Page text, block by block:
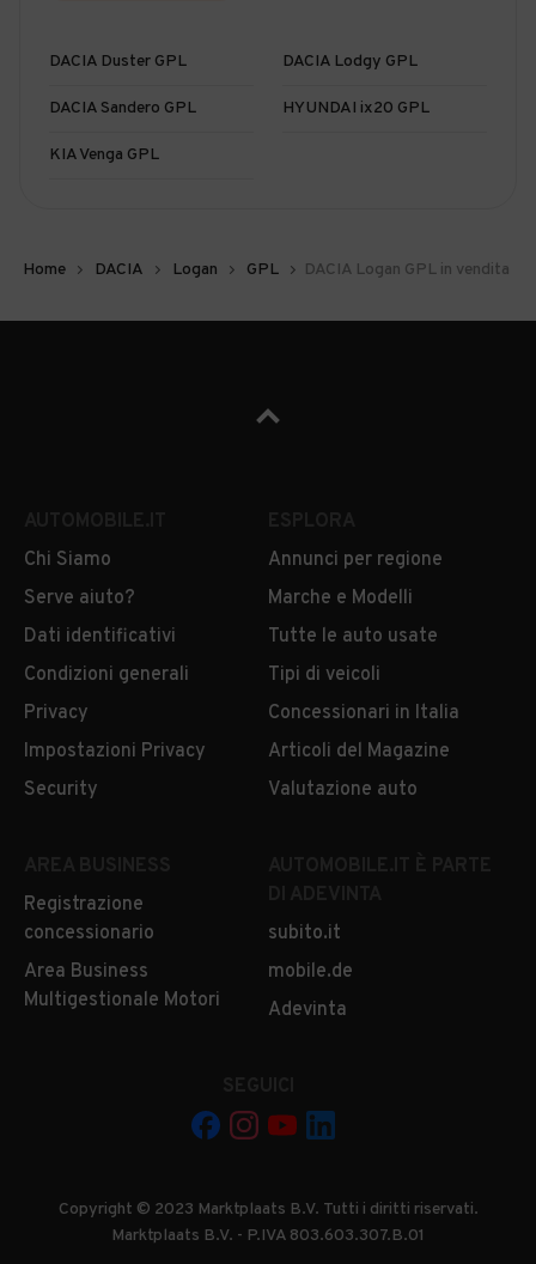
DACIA Duster GPL DACIA Lodgy GPL
DACIA Sandero GPL HYUNDAI ix20 GPL
KIA Venga GPL
Home DACIA Logan GPL DACIA Logan GPL in vendita
Chi Siamo
Serve aiuto?
Dati identificativi
Condizioni generali
Privacy
Impostazioni Privacy
Security
Annunci per regione
Marche e Modelli
Tutte le auto usate
Tipi di veicoli
Concessionari in Italia
Articoli del Magazine
Valutazione auto
Registrazione
concessionario
Area Business
Multigestionale Motori
subito.it
mobile.de
Adevinta
Copyright © 2023 Marktplaats B.V. Tutti i diritti riservati.
Marktplaats B.V. - P.IVA 803.603.307.B.01